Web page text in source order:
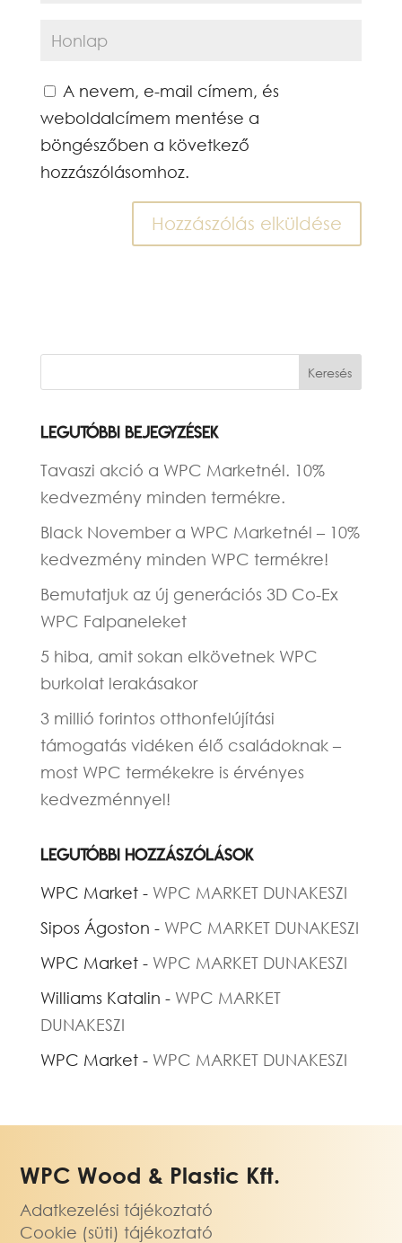
A nevem, e-mail címem, és
weboldalcímem mentése a
böngészőben a következő
hozzászólásomhoz.
Legutóbbi bejegyzések
Tavaszi akció a WPC Marketnél. 10%
kedvezmény minden termékre.
Black November a WPC Marketnél – 10%
kedvezmény minden WPC termékre!
Bemutatjuk az új generációs 3D Co-Ex
WPC Falpaneleket
5 hiba, amit sokan elkövetnek WPC
burkolat lerakásakor
3 millió forintos otthonfelújítási
támogatás vidéken élő családoknak –
most WPC termékekre is érvényes
kedvezménnyel!
Legutóbbi hozzászólások
WPC Market- WPC MARKET DUNAKESZI
Sipos Ágoston - WPC MARKET DUNAKESZI
WPC Market- WPC MARKET DUNAKESZI
Williams Katalin - WPC MARKET
DUNAKESZI
WPC Market- WPC MARKET DUNAKESZI
WPC Wood & Plastic Kft.
Adatkezelési tájékoztató
Cookie (süti) tájékoztató